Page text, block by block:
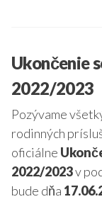
Ukončenie
2022/2023
Pozývame
rodinných
oficiálne
2022/2023v
bude dňa